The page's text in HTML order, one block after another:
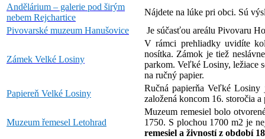
Andělárium – galerie pod širým
nebem Rejchartice
Nájdete na lúke pri obci. Sú
Pivovarské muzeum Hanušovice
Je súčasťou areálu Pivovaru
Zámek Velké Losiny
V rámci prehliadky uvidíte
nosítka. Zámok je tiež
parkom. Veľké Losiny, ležiace
na ručný papier.
Papiereň Velké Losiny
Ručná papierňa Veľké Losiny
založená koncom 16. storočia
Muzeum řemesel Letohrad
Muzeum remesiel bolo
1750. S plochou 1700 m2 je
remesiel a živností z období